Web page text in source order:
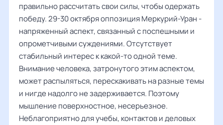
правильно рассчитать свои силы, чтобы одержать
победу. 29-30 октября оппозиция Меркурий-Уран -
напряженный аспект, связанный с поспешными и
опрометчивыми суждениями. Отсутствует
стабильный интерес к какой-то одной теме.
Внимание человека, затронутого этим аспектом,
может распыляться, перескакивать на разные темы
и нигде надолго не задерживается. Поэтому
мышление поверхностное, несерьезное.
Неблагоприятно для учебы, контактов и деловых